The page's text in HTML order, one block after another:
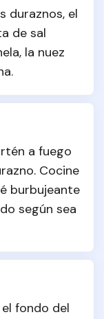
duraznos, el
de sal
la nuez
a fuego
Cocine
burbujeante
según sea
fondo del